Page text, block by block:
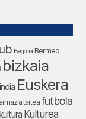
Begoña Bermeo
bizkaia
Euskera
tarteafutbola
Kulturea